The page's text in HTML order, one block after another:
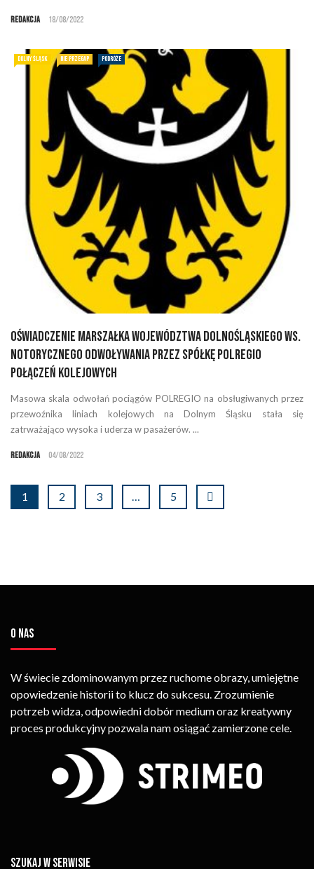
Redakcja 18/08/2022
DOLNY ŚLĄSK NIE PRZEGAP PODRÓŻE
Oświadczenie Marszałka Województwa Dolnośląskiego ws.
notorycznego odwoływania przez Spółkę POLREGIO
połączeń kolejowych
Masowa skala odwołań pociągów POLREGIO na obsługiwanych przez
przewoźnika liniach kolejowych na Dolnym Śląsku stała się
zatrważająco wysoka i uderza w pasażerów. ...
Redakcja 04/08/2022
1 2 3 … 5
O NAS
W świecie zdominowanym przez ruchome obrazy, umiejętne
opowiedzenie historii to klucz do sukcesu. Zrozumienie
potrzeb widza, odpowiedni dobór medium oraz kreatywny
proces produkcyjny pozwala nam osiągać zamierzone cele.
SZUKAJ W SERWISIE